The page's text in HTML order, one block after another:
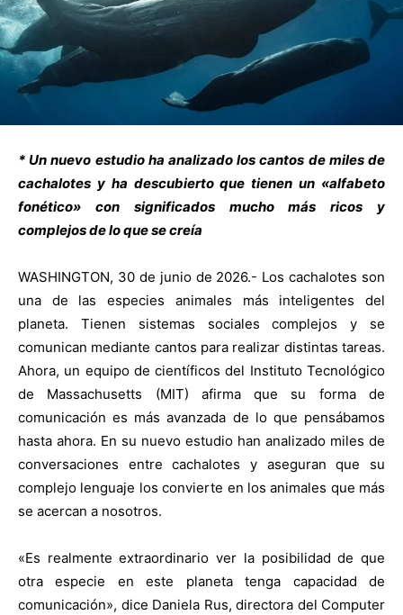
* Un nuevo estudio ha analizado los cantos de miles de
cachalotes y ha descubierto que tienen un «alfabeto
fonético» con significados mucho más ricos y
complejos de lo que se creía
WASHINGTON, 30 de junio de 2026.- Los cachalotes son
una de las especies animales más inteligentes del
planeta. Tienen sistemas sociales complejos y se
comunican mediante cantos para realizar distintas tareas.
Ahora, un equipo de científicos del Instituto Tecnológico
de Massachusetts (MIT) afirma que su forma de
comunicación es más avanzada de lo que pensábamos
hasta ahora. En su nuevo estudio han analizado miles de
conversaciones entre cachalotes y aseguran que su
complejo lenguaje los convierte en los animales que más
se acercan a nosotros.
«Es realmente extraordinario ver la posibilidad de que
otra especie en este planeta tenga capacidad de
comunicación», dice Daniela Rus, directora del Computer